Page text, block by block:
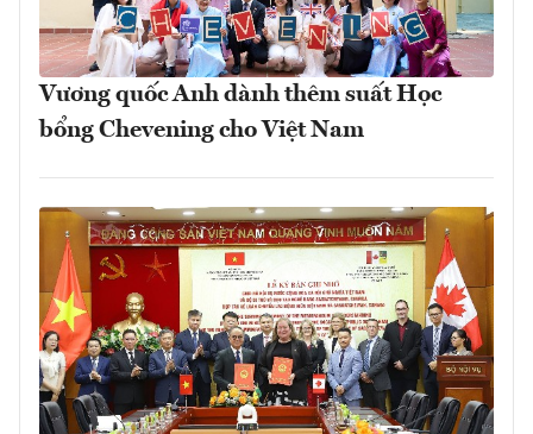
Vương quốc Anh dành thêm suất Học
bổng Chevening cho Việt Nam